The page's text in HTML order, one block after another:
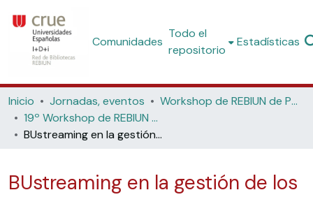
Comunidades
Todo el
repositorio
Estadísticas
Inicio Jornadas, eventos
Workshop de REBIUN de Proyectos Digitales
19º Workshop de REBIUN de Proyectos Digitales: Sostenibilidad para las bibliotecas del siglo XXI (Universidad de Las Palmas de Gran Canaria, 2022)
BUstreaming en la gestión de los contenidos multimedia de nuestros repositorios digitales
BUstreaming en la gestión de los